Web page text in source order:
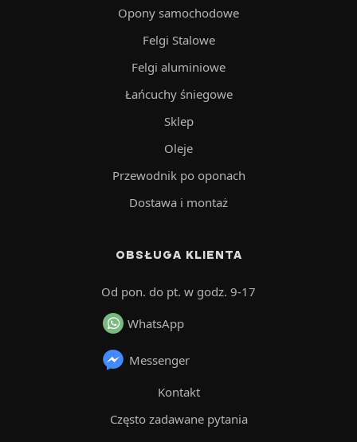
Opony samochodowe
Felgi Stalowe
Felgi aluminiowe
Łańcuchy śniegowe
Sklep
Oleje
Przewodnik po oponach
Dostawa i montaż
OBSŁUGA KLIENTA
Od pon. do pt. w godz. 9-17
WhatsApp
Messenger
Kontakt
Często zadawane pytania